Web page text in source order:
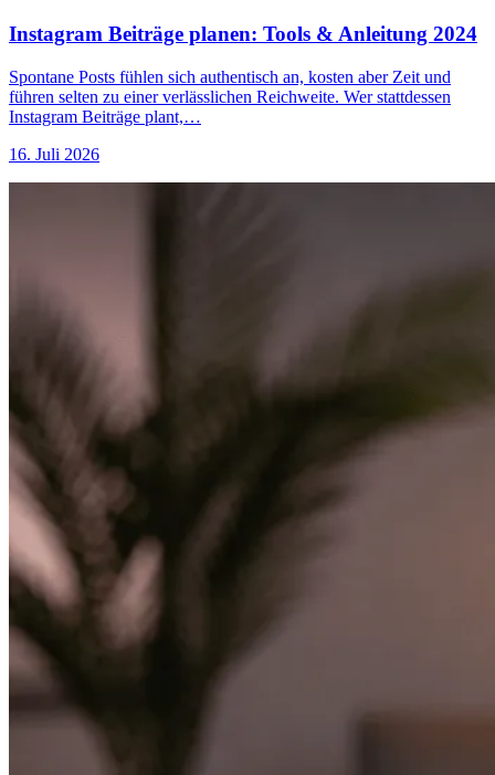
Instagram Beiträge planen: Tools & Anleitung 2024
Spontane Posts fühlen sich authentisch an, kosten aber Zeit und
führen selten zu einer verlässlichen Reichweite. Wer stattdessen
Instagram Beiträge plant,…
16. Juli 2026